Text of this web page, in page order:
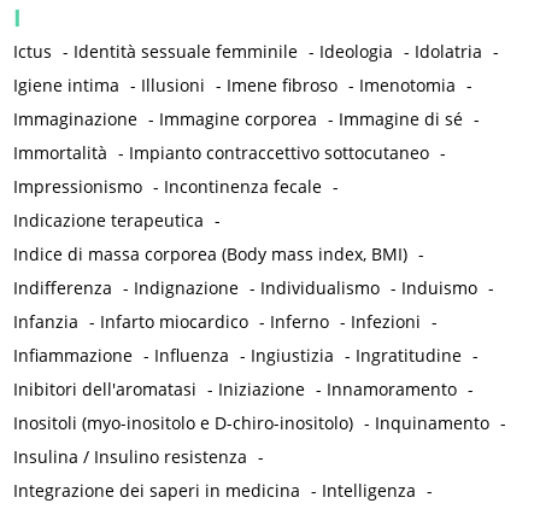
I
Ictus - Identità sessuale femminile - Ideologia - Idolatria -
Igiene intima - Illusioni - Imene fibroso - Imenotomia -
Immaginazione - Immagine corporea - Immagine di sé -
Immortalità - Impianto contraccettivo sottocutaneo -
Impressionismo - Incontinenza fecale -
Indicazione terapeutica -
Indice di massa corporea (Body mass index, BMI) -
Indifferenza - Indignazione - Individualismo - Induismo -
Infanzia - Infarto miocardico - Inferno - Infezioni -
Infiammazione - Influenza - Ingiustizia - Ingratitudine -
Inibitori dell'aromatasi - Iniziazione - Innamoramento -
Inositoli (myo-inositolo e D-chiro-inositolo) - Inquinamento -
Insulina / Insulino resistenza -
Integrazione dei saperi in medicina - Intelligenza -